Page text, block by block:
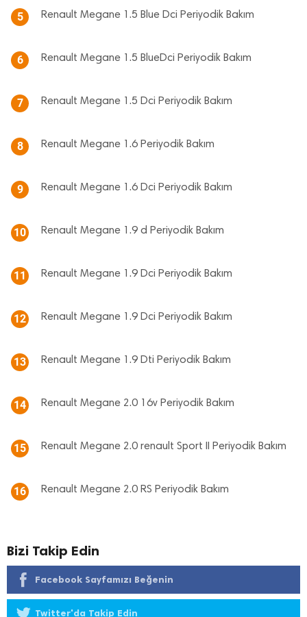
5 Renault Megane 1.5 Blue Dci Periyodik Bakım
6 Renault Megane 1.5 BlueDci Periyodik Bakım
7 Renault Megane 1.5 Dci Periyodik Bakım
8 Renault Megane 1.6 Periyodik Bakım
9 Renault Megane 1.6 Dci Periyodik Bakım
10 Renault Megane 1.9 d Periyodik Bakım
11 Renault Megane 1.9 Dci Periyodik Bakım
12 Renault Megane 1.9 Dci Periyodik Bakım
13 Renault Megane 1.9 Dti Periyodik Bakım
14 Renault Megane 2.0 16v Periyodik Bakım
15 Renault Megane 2.0 renault Sport II Periyodik Bakım
16 Renault Megane 2.0 RS Periyodik Bakım
Bizi Takip Edin
Facebook Sayfamızı Beğenin
Twitter'da Takip Edin